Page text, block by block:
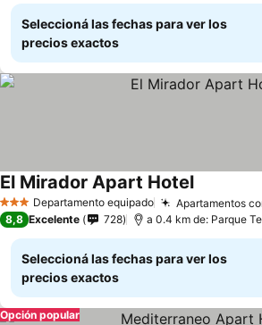
Seleccioná las fechas para ver los
precios exactos
3 EstrellasDepartamento equipado
El Mirador Apart HotelVer precios
8,8 Excelente 728 a 0.4 km de: Parque
Seleccioná las fechas para ver los
precios exactos
Opción popular